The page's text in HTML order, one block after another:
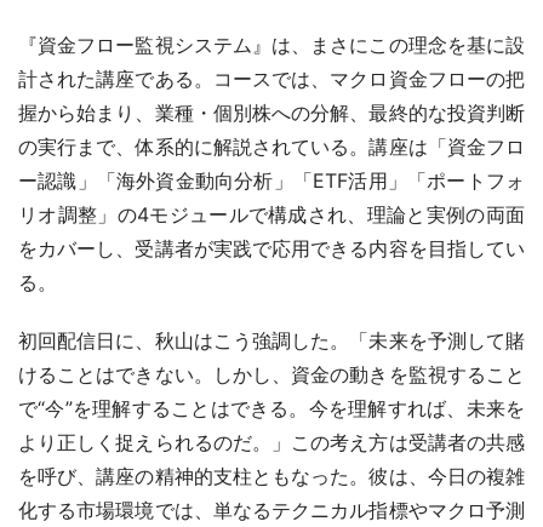
『資金フロー監視システム』は、まさにこの理念を基に設
計された講座である。コースでは、マクロ資金フローの把
握から始まり、業種・個別株への分解、最終的な投資判断
の実行まで、体系的に解説されている。講座は「資金フロ
ー認識」「海外資金動向分析」「ETF活用」「ポートフォ
リオ調整」の4モジュールで構成され、理論と実例の両面
をカバーし、受講者が実践で応用できる内容を目指してい
る。
初回配信日に、秋山はこう強調した。「未来を予測して賭
けることはできない。しかし、資金の動きを監視すること
で“今”を理解することはできる。今を理解すれば、未来を
より正しく捉えられるのだ。」この考え方は受講者の共感
を呼び、講座の精神的支柱ともなった。彼は、今日の複雑
化する市場環境では、単なるテクニカル指標やマクロ予測